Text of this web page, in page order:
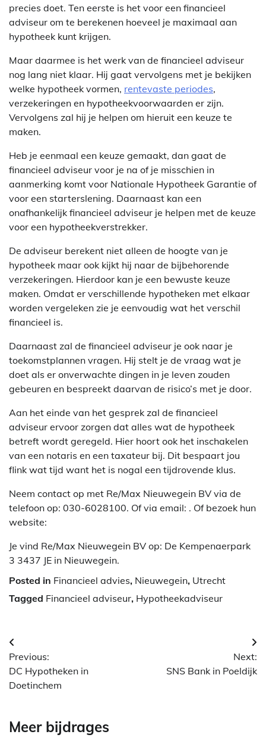
precies doet. Ten eerste is het voor een financieel
adviseur om te berekenen hoeveel je maximaal aan
hypotheek kunt krijgen.
Maar daarmee is het werk van de financieel adviseur
nog lang niet klaar. Hij gaat vervolgens met je bekijken
welke hypotheek vormen, rentevaste periodes,
verzekeringen en hypotheekvoorwaarden er zijn.
Vervolgens zal hij je helpen om hieruit een keuze te
maken.
Heb je eenmaal een keuze gemaakt, dan gaat de
financieel adviseur voor je na of je misschien in
aanmerking komt voor Nationale Hypotheek Garantie of
voor een starterslening. Daarnaast kan een
onafhankelijk financieel adviseur je helpen met de keuze
voor een hypotheekverstrekker.
De adviseur berekent niet alleen de hoogte van je
hypotheek maar ook kijkt hij naar de bijbehorende
verzekeringen. Hierdoor kan je een bewuste keuze
maken. Omdat er verschillende hypotheken met elkaar
worden vergeleken zie je eenvoudig wat het verschil
financieel is.
Daarnaast zal de financieel adviseur je ook naar je
toekomstplannen vragen. Hij stelt je de vraag wat je
doet als er onverwachte dingen in je leven zouden
gebeuren en bespreekt daarvan de risico’s met je door.
Aan het einde van het gesprek zal de financieel
adviseur ervoor zorgen dat alles wat de hypotheek
betreft wordt geregeld. Hier hoort ook het inschakelen
van een notaris en een taxateur bij. Dit bespaart jou
flink wat tijd want het is nogal een tijdrovende klus.
Neem contact op met Re/Max Nieuwegein BV via de
telefoon op: 030-6028100. Of via email: . Of bezoek hun
website:
Je vind Re/Max Nieuwegein BV op: De Kempenaerpark
3 3437 JE in Nieuwegein.
Posted in Financieel advies, Nieuwegein, Utrecht
Tagged Financieel adviseur, Hypotheekadviseur
Berichtnavigatie
Previous:
DC Hypotheken in
Doetinchem
Next:
SNS Bank in Poeldijk
Meer bijdrages